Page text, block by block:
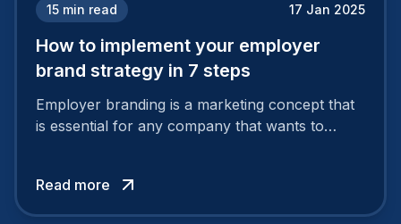
15 min read 17 Jan 2025
How to implement your employer
brand strategy in 7 steps
Employer branding is a marketing concept that
is essential for any company that wants to
solid and positive employer brand are clear, you
cannot simply wave a magic wand for it to be
Read more